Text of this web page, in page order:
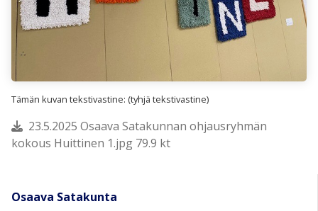
Tämän kuvan tekstivastine: (tyhjä tekstivastine)
23.5.2025 Osaava Satakunnan ohjausryhmän
kokous Huittinen 1.jpg 79.9 kt
Osaava Satakunta